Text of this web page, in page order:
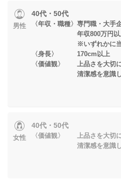
男性
40代・50代
〈年収・職種〉専門職・大手
年収800万円以上
※いずれかに当て
〈身長〉 170cm以上
〈価値観〉 上品さを大切
清潔感を意識し
女性
40代・50代
〈価値観〉 上品さを大切
清潔感を意識し